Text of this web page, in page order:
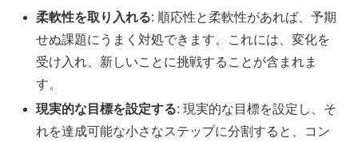
柔軟性を取り入れる: 順応性と柔軟性があれば、予期
せぬ課題にうまく対処できます。これには、変化を
受け入れ、新しいことに挑戦することが含まれま
す。
現実的な目標を設定する: 現実的な目標を設定し、そ
れを達成可能な小さなステップに分割すると、コン